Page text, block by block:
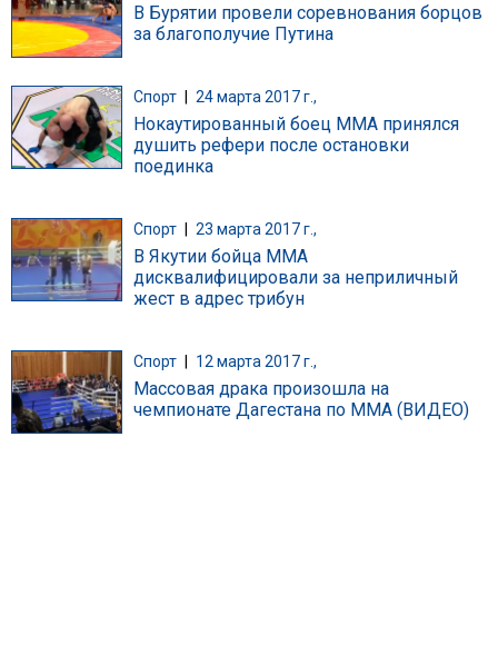
В Бурятии провели соревнования борцов
за благополучие Путина
Спорт 24 марта 2017 г.,
Нокаутированный боец ММА принялся
душить рефери после остановки
поединка
Спорт 23 марта 2017 г.,
В Якутии бойца ММА
дисквалифицировали за неприличный
жест в адрес трибун
Спорт 12 марта 2017 г.,
Массовая драка произошла на
чемпионате Дагестана по ММА (ВИДЕО)